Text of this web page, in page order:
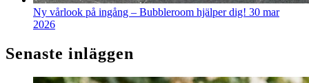
Ny vårlook på ingång – Bubbleroom hjälper dig! 30 mar
2026
Senaste inläggen